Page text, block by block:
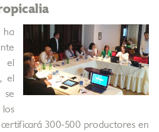
el
el
300-500 productores en